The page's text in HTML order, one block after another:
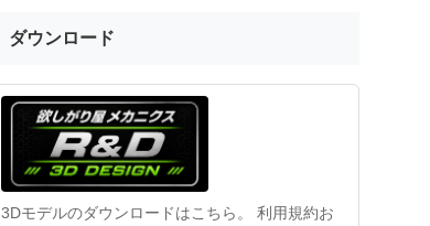
ダウンロード
3Dモデルのダウンロードはこちら。 利用規約お